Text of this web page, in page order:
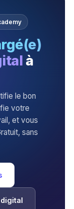
à
le bon
votre
et vous
sans